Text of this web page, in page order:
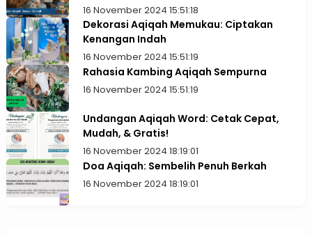
16 November 2024 15:51:18
Dekorasi Aqiqah Memukau: Ciptakan
Kenangan Indah
16 November 2024 15:51:19
Rahasia Kambing Aqiqah Sempurna
16 November 2024 15:51:19
Undangan Aqiqah Word: Cetak Cepat,
Mudah, & Gratis!
16 November 2024 18:19:01
Doa Aqiqah: Sembelih Penuh Berkah
16 November 2024 18:19:01